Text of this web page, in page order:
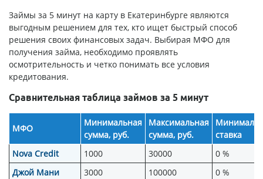
Займы за 5 минут на карту в Екатеринбурге являются
выгодным решением для тех, кто ищет быстрый способ
решения своих финансовых задач. Выбирая МФО для
получения займа, необходимо проявлять
осмотрительность и четко понимать все условия
кредитования.
Сравнительная таблица займов за 5 минут
МФО
Минимальная
сумма, руб.
Максимальная
сумма, руб.
ставка
Nova Credit
1000 30000
0 %
Джой Мани
3000 100000
0 %